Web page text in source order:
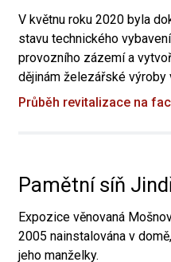
V květnu roku 2020 byla
stavu technického
provozního zázemí a
dějinám železářské výroby
Průběh revitalizace na
Pamětní síň
Expozice věnovaná
2005 nainstalována v
jeho manželky.